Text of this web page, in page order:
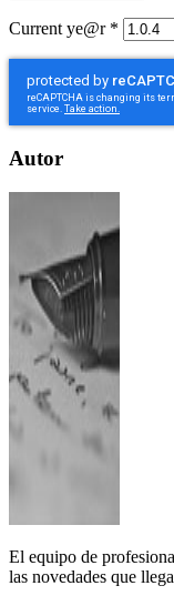
Current ye@r *
Autor
El equipo de
las novedades que